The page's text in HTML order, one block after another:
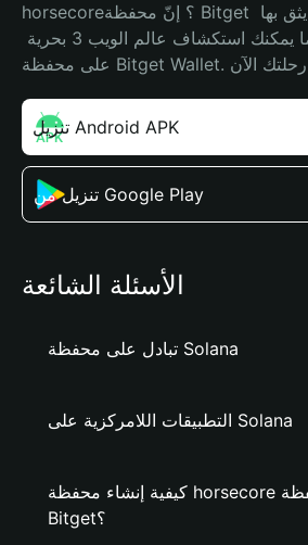
horsecore؟ إنّ محفظة Bitget خيارك الأفضل. حيث يثق بها
تنزيل Android APK
تنزيل من Google Play
الأسئلة الشائعة
تبادل على محفظة Solana
التطبيقات اللامركزية على Solana
كيفية إنشاء محفظة horsecore على محفظة
Bitget؟